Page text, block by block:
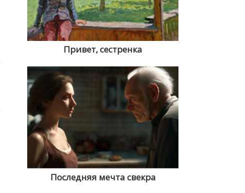
Привет, сестренка
Последняя мечта свекра